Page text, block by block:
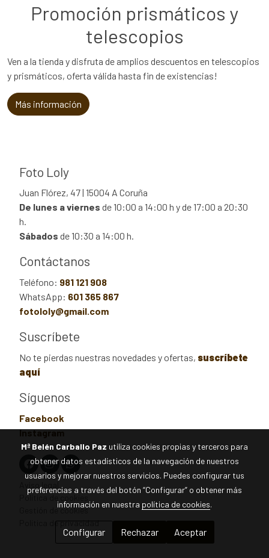
Promoción prismáticos y
telescopios
Ven a la tienda y disfruta de amplios descuentos en telescopios
y prismáticos, oferta válida hasta fin de existencias!
Más información
Foto Loly
Juan Flórez, 47 | 15004 A Coruña
De lunes a viernes de 10:00 a 14:00 h y de 17:00 a 20:30
h.
Sábados de 10:30 a 14:00 h.
Contáctanos
Teléfono: 981 121 908
WhatsApp: 601 365 867
fotololy@gmail.com
Suscríbete
No te pierdas nuestras novedades y ofertas, suscríbete
aquí
Síguenos
Facebook
Instagram
Aviso legal
Política de cookies
Gestión de cookies
Política de privacidad
Mª Belén Carballo Paz utiliza cookies propias y terceros para
obtener datos estadísticos de la navegación de nuestros
usuarios y mejorar nuestros servicios. Puedes configurar tus
preferencias a través del botón “Configurar” o obtener más
información en nuestra política de cookies.
Configurar Rechazar Aceptar